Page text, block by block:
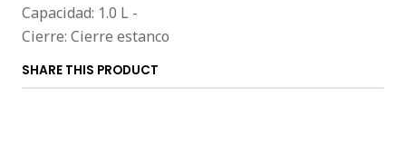
Capacidad: 1.0 L -
Cierre: Cierre estanco
SHARE THIS PRODUCT